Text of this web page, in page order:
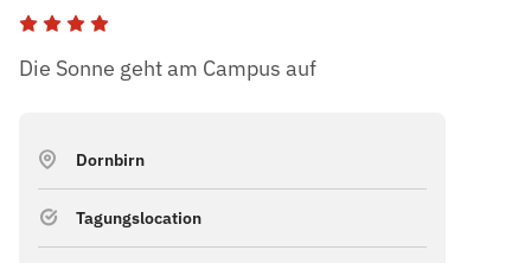
Die Sonne geht am Campus auf
Dornbirn
Tagungslocation